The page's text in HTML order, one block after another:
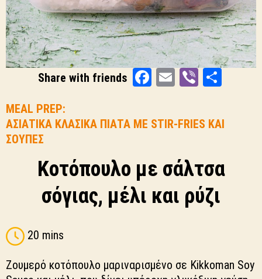
Share with friends Facebook
EmailViber
MEAL PREP:
ΑΣΙΑΤΙΚΑ ΚΛΑΣΙΚΑ ΠΙΑΤΑ ΜΕ STIR-FRIES ΚΑΙ
ΣΟΥΠΕΣ
Κοτόπουλο με σάλτσα
σόγιας, μέλι και ρύζι
20 mins
Ζουμερό κοτόπουλο μαριναρισμένο σε Kikkoman Soy